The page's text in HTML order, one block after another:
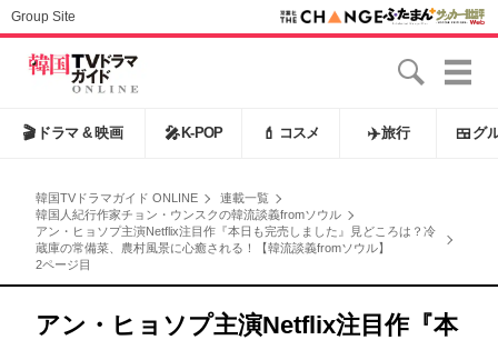
Group Site
🎬 ドラマ & 映画 🎤 K-POP 💄 コスメ ✈️旅行 🍱 グ
韓国TVドラマガイド ONLINE
連載一覧
韓国人紀行作家チョン・ウンスクの韓流談義fromソウル
アン・ヒョソプ主演Netflix注目作『本日も完売しました』見どころは？冷
蔵庫の常備菜、農村風景に心癒される！【韓流談義fromソウル】
2ページ目
アン・ヒョソプ主演Netflix注目作『本